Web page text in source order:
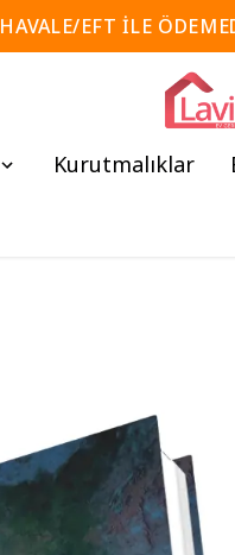
HAVALE/EFT İLE
Kurutmalıklar